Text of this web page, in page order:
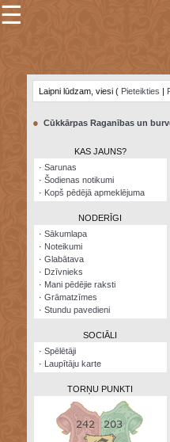
×
Šodienas
Visatcera
almanahs
☰
Laipni lūdzam, viesi ( Pieteikties |
● Cūkkārpas Raganības un
KAS JAUNS?
· Sarunas
· Šodienas notikumi
· Kopš pēdējā apmeklējuma
NODERĪGI
· Sākumlapa
· Noteikumi
· Glabātava
· Dzīvnieks
· Mani pēdējie raksti
· Grāmatzīmes
· Stundu pavedieni
SOCIĀLI
· Spēlētāji
· Laupītāju karte
TORŅU PUNKTI